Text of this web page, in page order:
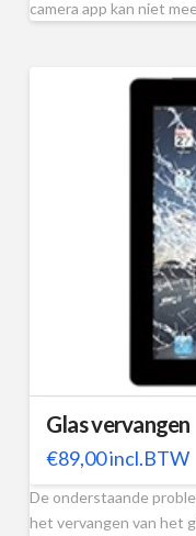
camera app kan niet
Glas vervangen
€89,00incl.BTW
De onderstaande
het vervangen van het